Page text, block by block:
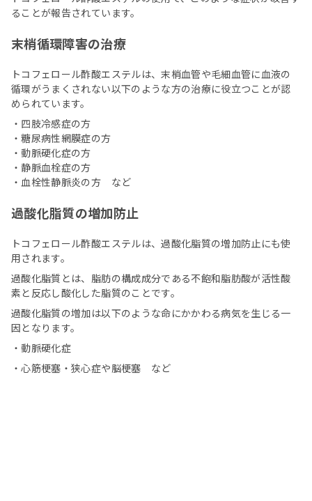
ることが報告されています。
末梢循環障害の治療
トコフェロール酢酸エステルは、末梢血管や毛細血管に血液の
循環がうまくされない以下のような方の治療に役立つことが認
められています。
・四肢冷感症の方
・糖尿病性網膜症の方
・動脈硬化症の方
・静脈血栓症の方
・血栓性静脈炎の方 など
過酸化脂質の増加防止
トコフェロール酢酸エステルは、過酸化脂質の増加防止にも使
用されます。
過酸化脂質とは、脂肪の構成成分である不飽和脂肪酸が活性酸
素と反応し酸化した脂質のことです。
過酸化脂質の増加は以下のような命にかかわる病気を生じる一
因となります。
・動脈硬化症
・心筋梗塞・狭心症や脳梗塞 など